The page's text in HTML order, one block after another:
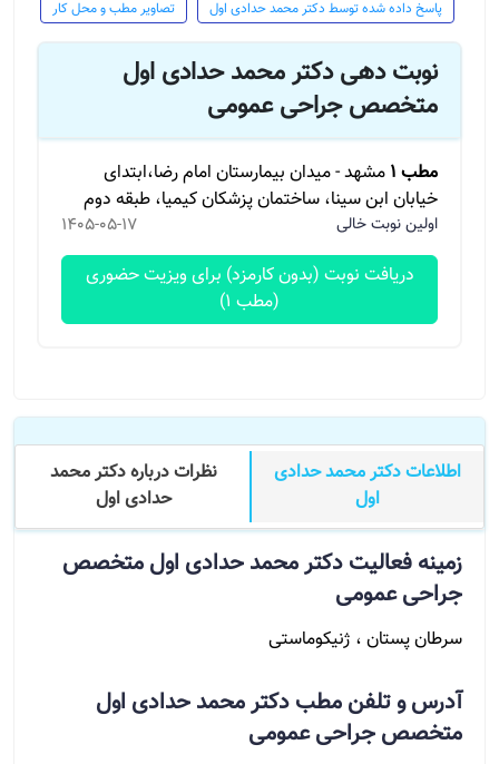
پاسخ داده شده توسط دکتر محمد حدادی اول
تصاویر مطب و محل کار
نوبت دهی دکتر محمد حدادی اول
متخصص جراحی عمومی
مطب 1 مشهد - میدان بیمارستان امام رضا،ابتدای
خیابان ابن سینا، ساختمان پزشکان کیمیا، طبقه دوم
اولین نوبت خالی 1405-05-17
دریافت نوبت (بدون کارمزد) برای ویزیت حضوری
(مطب 1)
اطلاعات دکتر محمد حدادی
اول
نظرات درباره دکتر محمد
حدادی اول
زمینه فعالیت دکتر محمد حدادی اول متخصص
جراحی عمومی
سرطان پستان ، ژنیکوماستی
آدرس و تلفن مطب دکتر محمد حدادی اول
متخصص جراحی عمومی